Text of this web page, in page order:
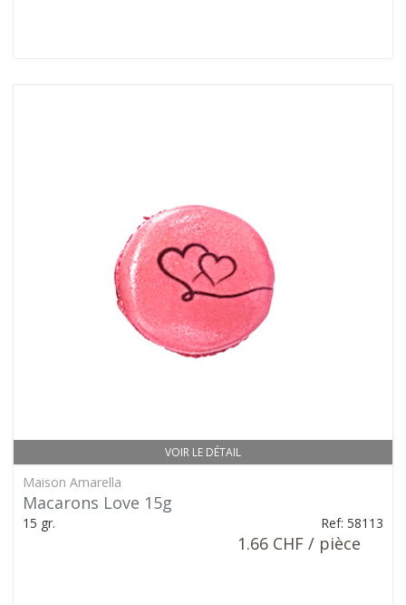
VOIR LE DÉTAIL
Maison Amarella
Macarons Love 15g
15 gr. Ref: 58113
1.66 CHF / pièce